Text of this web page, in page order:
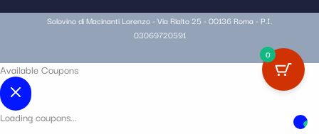
Solovino di Macinanti Lorenzo - Via Rialto 25 - 00136 Roma - P.I.
03069720591
0
Available Coupons
Loading coupons...